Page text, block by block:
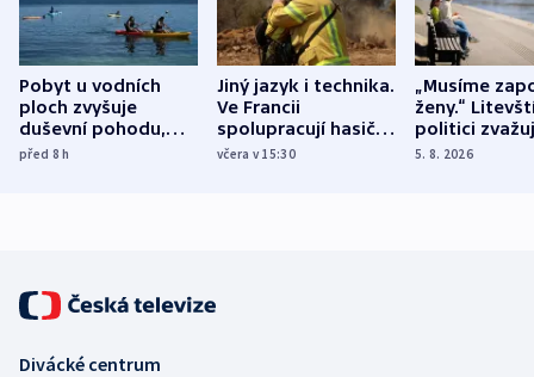
Pobyt u vodních
ploch zvyšuje
duševní pohodu,
ukázala
před 8h
Jiný jazyk i technika.
Ve Francii
spolupracují hasiči z
různých zemí
včera v 15:30
„Musíme
ženy.“
politici
dohodu o
5. 8. 2026
Divácké centrum